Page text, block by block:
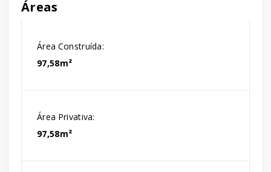
Áreas
Área Construída:
97,58m²
Área Privativa:
97,58m²